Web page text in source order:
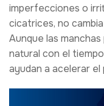
imperfecciones o
cicatrices, no
Aunque las
natural con el
ayudan a acelerar